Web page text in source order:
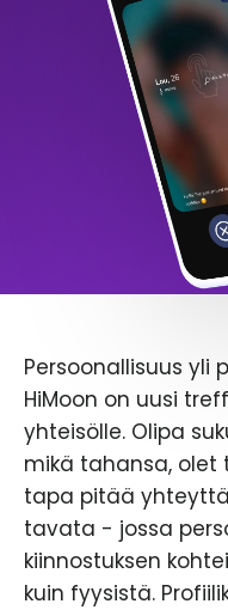
Persoonallisuus yli
HiMoon on uusi
yhteisölle. Olipa
mikä tahansa, olet
tapa pitää
tavata - jossa
kiinnostuksen
kuin fyysistä.